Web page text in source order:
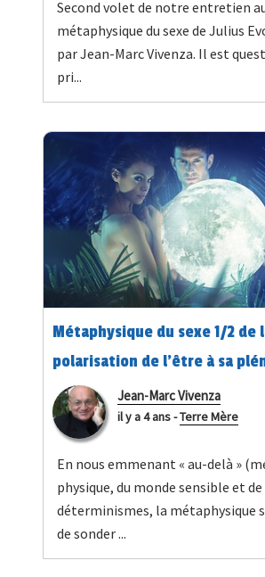
Second volet de notre entretien
métaphysique du sexe de Julius
par Jean-Marc Vivenza. Il est
pri...
Métaphysique du sexe 1/2 de
polarisation de l'être à sa
Jean-Marc Vivenza
il y a 4 ans-Terre Mère
En nous emmenant « au-delà »
physique, du monde sensible et
déterminismes, la métaphysique
de sonder ...